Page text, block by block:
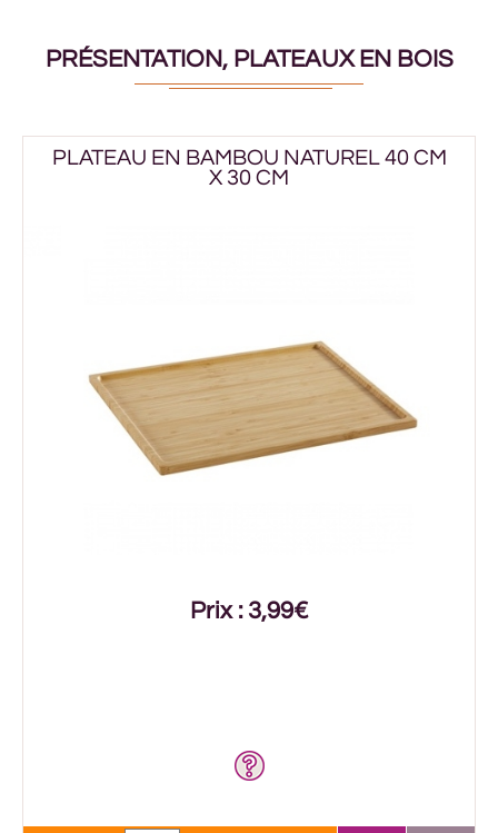
PRÉSENTATION, PLATEAUX EN BOIS
PLATEAU EN BAMBOU NATUREL 40 CM
X 30 CM
Prix : 3,99€